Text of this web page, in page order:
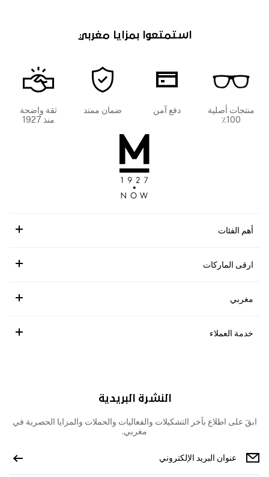
استمتعوا بمزايا مغربي
منتجات أصلية
100٪
دفع آمن ضمان ممتد
ثقة واضحة
منذ 1927
أهم الفئات
ارقى الماركات
مغربي
خدمة العملاء
النشرة البريدية
ابقَ على اطلاع بآخر التشكيلات والفعاليات والحملات والمزايا الحصرية في
مغربي.